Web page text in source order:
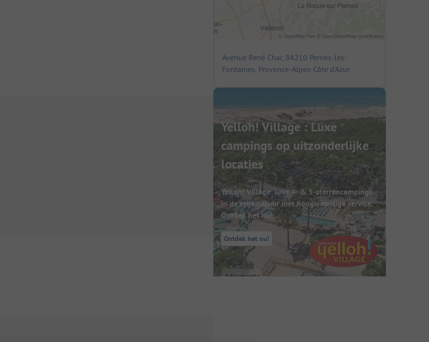
Avenue René Char, 84210 Pernes-les-
Fontaines, Provence-Alpes-Côte d'Azur
Yelloh! Village : Luxe
campings op uitzonderlijke
locaties
Yelloh! Village: luxe 4- & 5-sterrencampings
in de vrije natuur met hoogwaardige service.
Ontdek het nu!
Ontdek het nu!